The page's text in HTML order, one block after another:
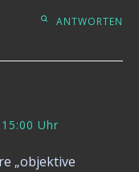
ANTWORTEN
Uhr
„objektive